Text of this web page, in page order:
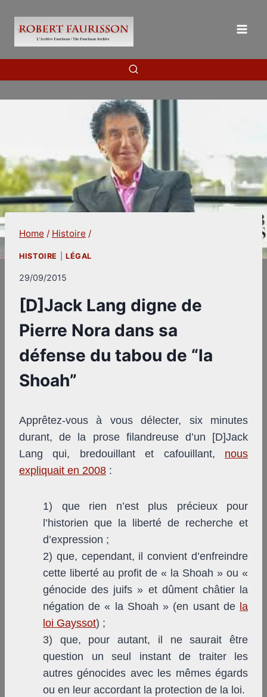
content
Home / Histoire /
HISTOIRE LÉGAL
29/09/2015
[D]Jack Lang digne de
Pierre Nora dans sa
défense du tabou de “la
Shoah”
Apprêtez-vous à vous délecter, six minutes
durant, de la prose filandreuse d’un [D]Jack
Lang qui, bredouillant et cafouillant, nous
expliquait en 2008 :
1) que rien n’est plus précieux pour
l’historien que la liberté de recherche et
d’expression ;
2) que, cependant, il convient d’enfreindre
cette liberté au profit de « la Shoah » ou «
génocide des juifs » et dûment châtier la
négation de « la Shoah » (en usant de la
loi Gayssot) ;
3) que, pour autant, il ne saurait être
question un seul instant de traiter les
autres génocides avec les mêmes égards
ou en leur accordant la protection de la loi.